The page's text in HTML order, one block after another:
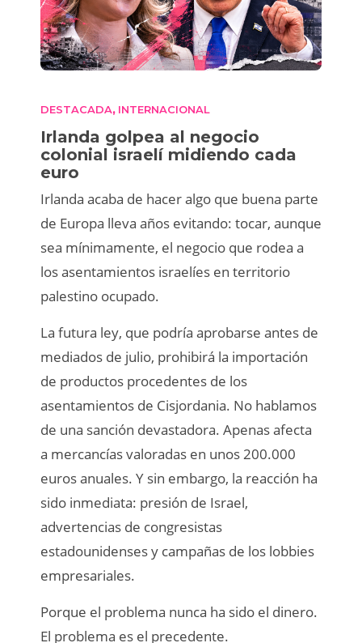
DESTACADA, INTERNACIONAL
Irlanda golpea al negocio
colonial israelí midiendo cada
euro
Irlanda acaba de hacer algo que buena parte
de Europa lleva años evitando: tocar, aunque
sea mínimamente, el negocio que rodea a
los asentamientos israelíes en territorio
palestino ocupado.
La futura ley, que podría aprobarse antes de
mediados de julio, prohibirá la importación
de productos procedentes de los
asentamientos de Cisjordania. No hablamos
de una sanción devastadora. Apenas afecta
a mercancías valoradas en unos 200.000
euros anuales. Y sin embargo, la reacción ha
sido inmediata: presión de Israel,
advertencias de congresistas
estadounidenses y campañas de los lobbies
empresariales.
Porque el problema nunca ha sido el dinero.
El problema es el precedente.